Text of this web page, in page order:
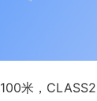
米，